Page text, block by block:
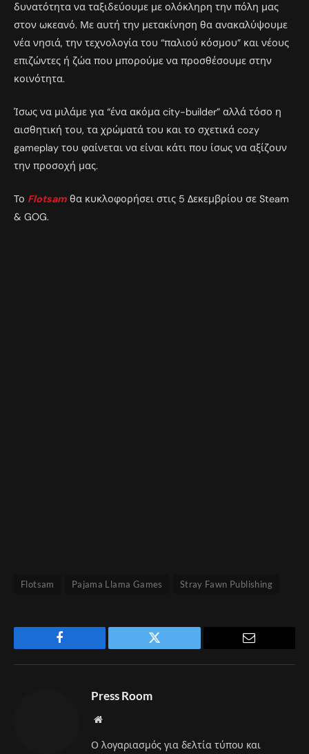
δυνατότητα να ταξιδεύουμε με ολόκληρη την πόλη μας
στον ωκεανό. Με αυτή την μετακίνηση θα ανακαλύψουμε
νέα νησιά, την τεχνολογία του “παλιού κόσμου” και νέους
επιζώντες ή ζώα που μπορούμε να προσθέσουμε στην
κοινότητα.
Ίσως να μιλάμε για “ένα ακόμα city-builder” αλλά τόσο η
αισθητική του, τα χρώματά του και το σχετικά cozy
gameplay του φαίνεται να είναι κάτι που ίσως να αξίζουν
την προσοχή μας.
Το Flotsam θα κυκλοφορήσει στις 5 Δεκεμβρίου σε Steam
& GOG.
Flotsam Pajama Llama Games Stray Fawn Publishing
Facebook Twitter
Press Room
Website
Ο λογαριασμός για δελτία τύπου και